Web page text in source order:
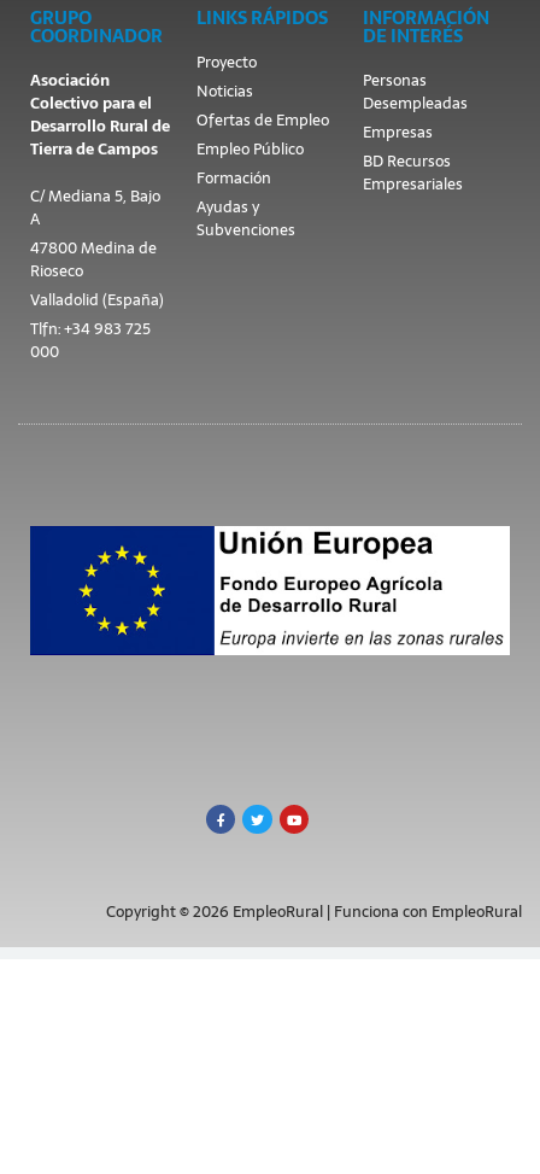
GRUPO
COORDINADOR
Asociación
Colectivo para el
Desarrollo Rural de
Tierra de Campos
C/ Mediana 5, Bajo
A
47800 Medina de
Rioseco
Valladolid (España)
Tlfn: +34 983 725
000
LINKS RÁPIDOS
Proyecto
Noticias
Ofertas de Empleo
Empleo Público
Formación
Ayudas y
Subvenciones
INFORMACIÓN
DE INTERÉS
Personas
Desempleadas
Empresas
BD Recursos
Empresariales
Copyright © 2026 EmpleoRural | Funciona con EmpleoRural